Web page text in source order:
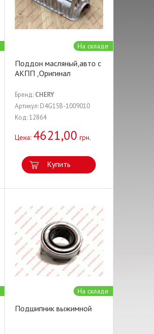
На складе
Поддон масляный,авто с
АКПП ,Оригинал
Бренд: CHERY
Артикул: D4G15B-1009010
Код: 12864
Цена: 4621,00 грн.
Купить
На складе
Подшипник выжимной